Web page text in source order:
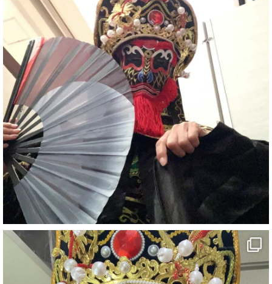
#和歌山県
#白浜町
#変面ショー
#イベント
#宴会
#余興
1 6 X
さらに読み込む